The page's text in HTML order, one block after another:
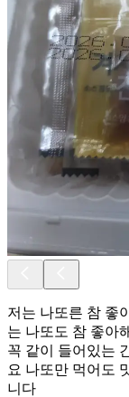
저는 나또른 참 좋
는 나또도 참 좋아
꼭 같이 들어있는
요 나또만 먹어도
니다